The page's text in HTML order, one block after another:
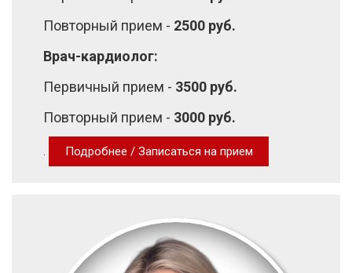
Повторный прием - 2500 руб.
Врач-кардиолог:
Первичный прием - 3500 руб.
Повторный прием - 3000 руб.
. Подробнее / Записаться на прием